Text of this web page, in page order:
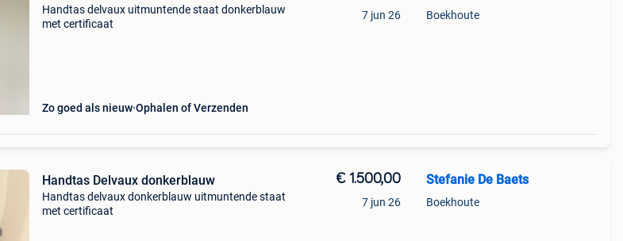
Handtas delvaux uitmuntende staat donkerblauw
met certificaat
Zo goed als nieuw Ophalen of Verzenden
7 jun 26 Boekhoute
Handtas Delvaux donkerblauw
Handtas delvaux donkerblauw uitmuntende staat
met certificaat
€ 1.500,00
7 jun 26
Stefanie De Baets
Boekhoute